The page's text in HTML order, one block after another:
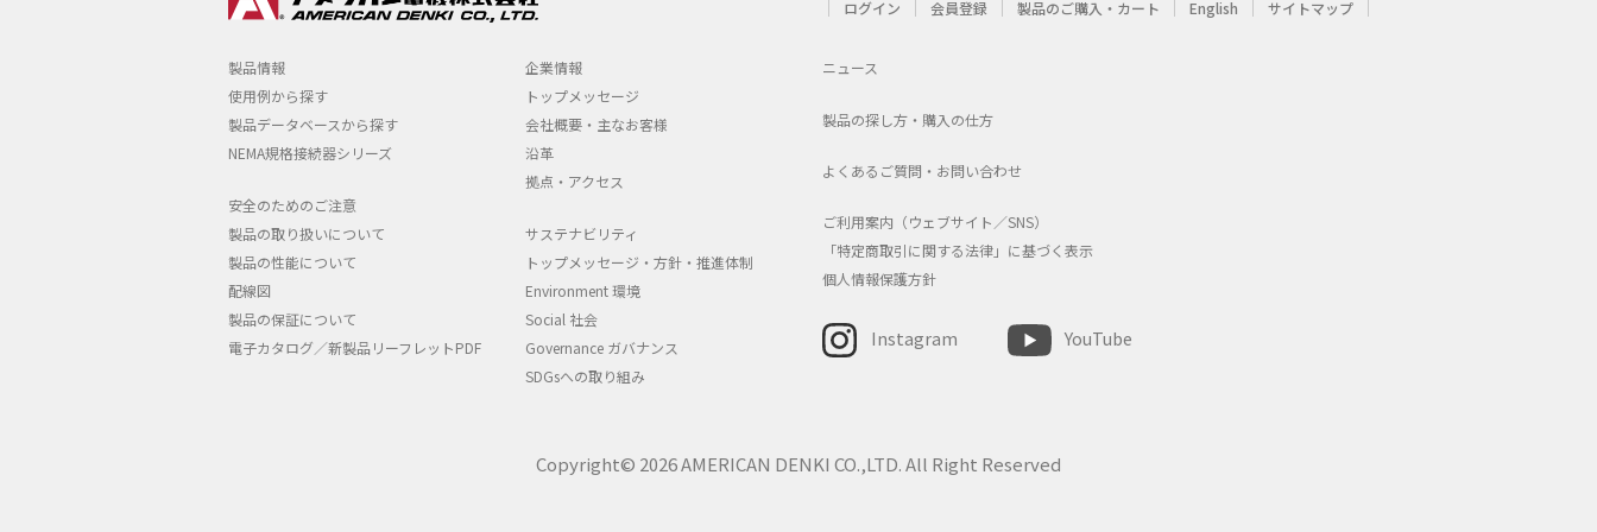
ログイン 会員登録 製品のご購入・カート English サイトマップ
製品情報
使用例から探す
製品データベースから探す
NEMA規格接続器シリーズ
安全のためのご注意
製品の取り扱いについて
製品の性能について
配線図
製品の保証について
電子カタログ／新製品リーフレットPDF
企業情報
トップメッセージ
会社概要・主なお客様
沿革
拠点・アクセス
サステナビリティ
トップメッセージ・方針・推進体制
Environment 環境
Social 社会
Governance ガバナンス
SDGsへの取り組み
ニュース
製品の探し方・購入の仕方
よくあるご質問・お問い合わせ
ご利用案内（ウェブサイト／SNS）
「特定商取引に関する法律」に基づく表示
個人情報保護方針
Instagram YouTube
Copyright© 2026 AMERICAN DENKI CO.,LTD. All Right Reserved